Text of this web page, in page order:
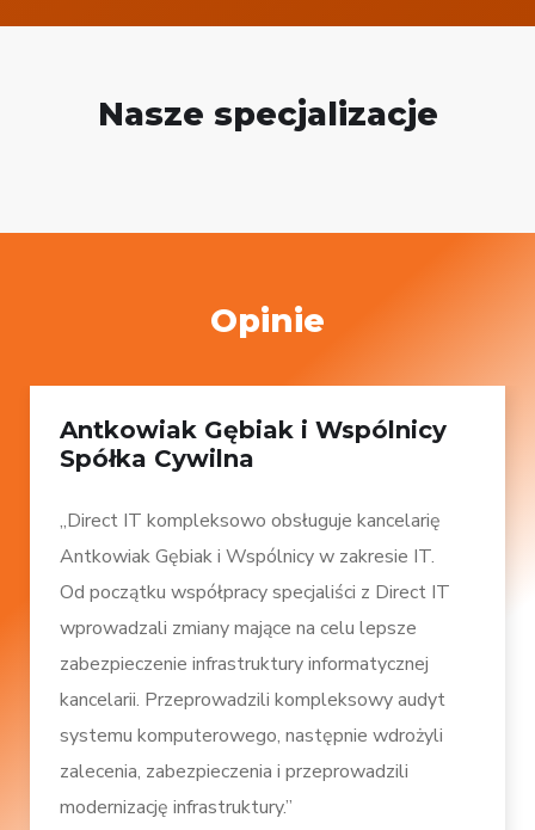
Nasze specjalizacje
Opinie
Antkowiak Gębiak i Wspólnicy
Spółka Cywilna
„Direct IT kompleksowo obsługuje kancelarię
Antkowiak Gębiak i Wspólnicy w zakresie IT.
Od początku współpracy specjaliści z Direct IT
wprowadzali zmiany mające na celu lepsze
zabezpieczenie infrastruktury informatycznej
kancelarii. Przeprowadzili kompleksowy audyt
systemu komputerowego, następnie wdrożyli
zalecenia, zabezpieczenia i przeprowadzili
modernizację infrastruktury.”